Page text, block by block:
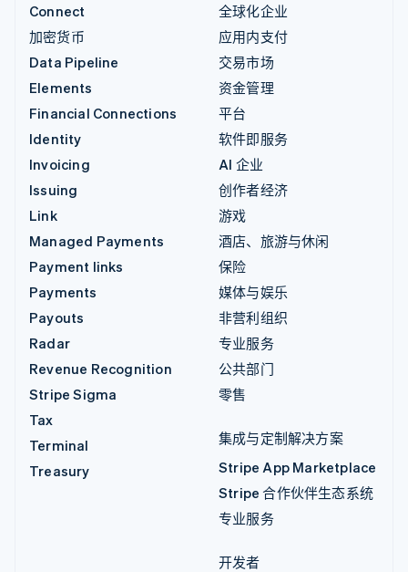
Connect
加密货币
Data Pipeline
Elements
Financial Connections
Identity
Invoicing
Issuing
Link
Managed Payments
Payment links
Payments
Payouts
Radar
Revenue Recognition
Stripe Sigma
Tax
Terminal
Treasury
全球化企业
应用内支付
交易市场
资金管理
平台
软件即服务
AI 企业
创作者经济
游戏
酒店、旅游与休闲
保险
媒体与娱乐
非营利组织
专业服务
公共部门
零售
集成与定制解决方案
Stripe App Marketplace
Stripe 合作伙伴生态系统
专业服务
开发者